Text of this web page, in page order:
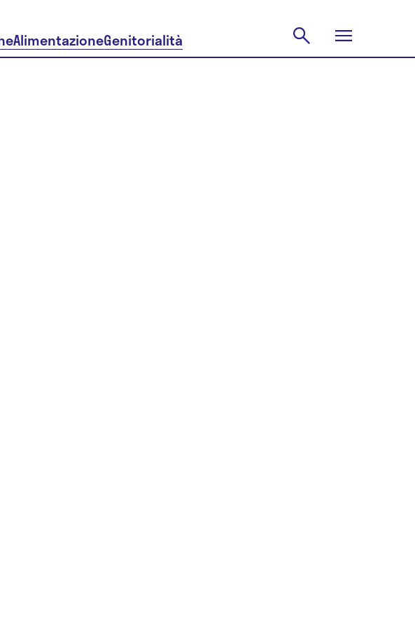
AlimentazioneGenitorialità